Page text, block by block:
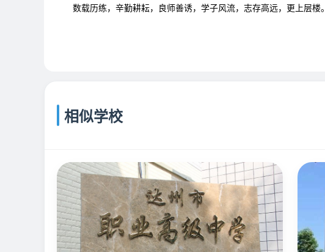
数载历练，辛勤耕耘，良师善诱，学子风流，志存高远，更上层楼
相似学校